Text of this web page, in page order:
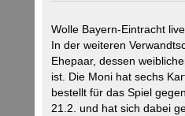
Wolle Bayern-Eintracht
In der weiteren
Ehepaar, dessen
ist. Die Moni hat sechs
bestellt für das Spiel
21.2. und hat sich dabei